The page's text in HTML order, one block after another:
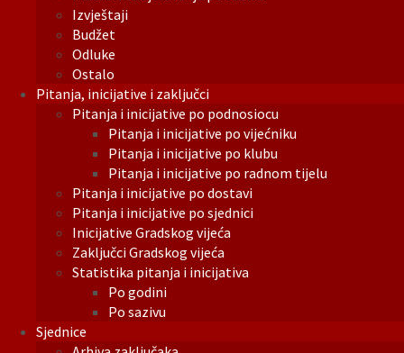
Izvještaji
Budžet
Odluke
Ostalo
Pitanja, inicijative i zaključci
Pitanja i inicijative po podnosiocu
Pitanja i inicijative po vijećniku
Pitanja i inicijative po klubu
Pitanja i inicijative po radnom tijelu
Pitanja i inicijative po dostavi
Pitanja i inicijative po sjednici
Inicijative Gradskog vijeća
Zaključci Gradskog vijeća
Statistika pitanja i inicijativa
Po godini
Po sazivu
Sjednice